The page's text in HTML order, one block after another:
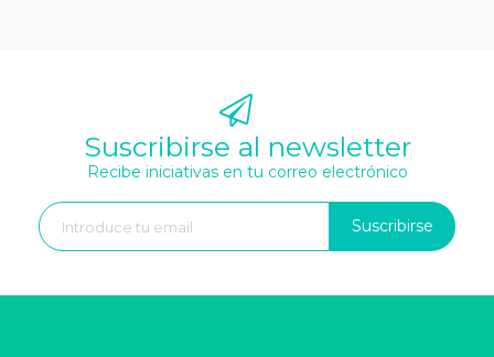
Suscribirse al newsletter
Recibe iniciativas en tu correo electrónico
Suscribirse